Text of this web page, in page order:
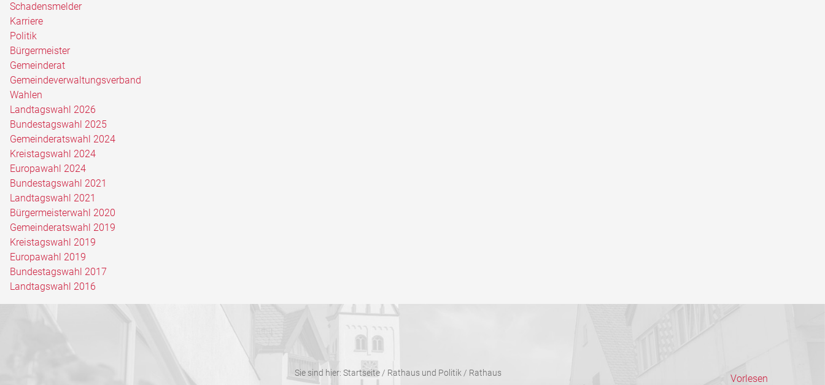
Schadensmelder
Karriere
Politik
Bürgermeister
Gemeinderat
Gemeindeverwaltungsverband
Wahlen
Landtagswahl 2026
Bundestagswahl 2025
Gemeinderatswahl 2024
Kreistagswahl 2024
Europawahl 2024
Bundestagswahl 2021
Landtagswahl 2021
Bürgermeisterwahl 2020
Gemeinderatswahl 2019
Kreistagswahl 2019
Europawahl 2019
Bundestagswahl 2017
Landtagswahl 2016
Sie sind hier: Startseite/ Rathaus und Politik / Rathaus Vorlesen